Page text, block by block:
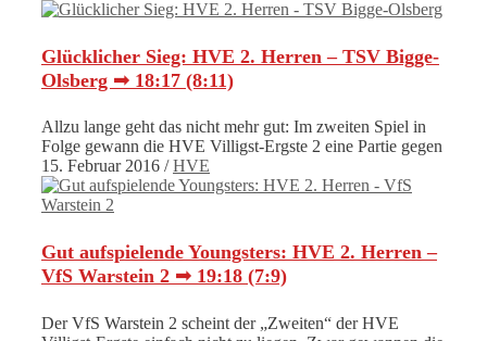
Glücklicher Sieg: HVE 2. Herren – TSV Bigge-
Olsberg ➟ 18:17 (8:11)
Allzu lange geht das nicht mehr gut: Im zweiten Spiel in
Folge gewann die HVE Villigst-Ergste 2 eine Partie gegen
15. Februar 2016 /HVE
Gut aufspielende Youngsters: HVE 2. Herren –
VfS Warstein 2 ➟ 19:18 (7:9)
Der VfS Warstein 2 scheint der „Zweiten“ der HVE